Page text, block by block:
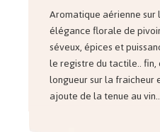
Aromatique aérienne sur
élégance florale de
séveux, épices et
le registre du tactile.. fin,
longueur sur la fraicheur
ajoute de la tenue au vin..